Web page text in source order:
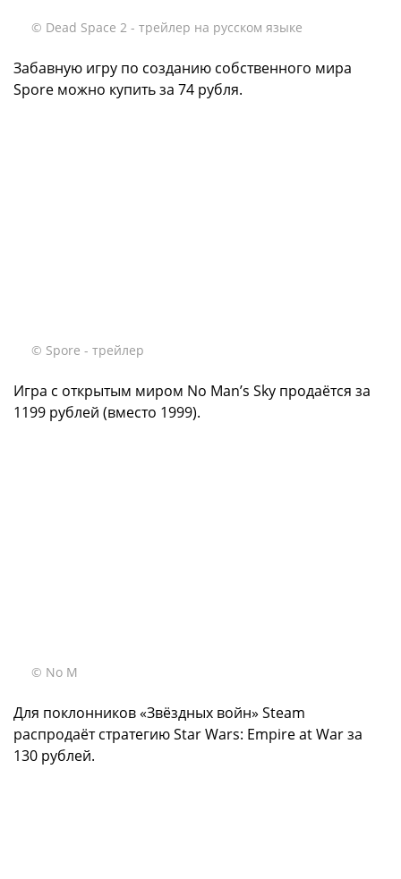
© Dead Space 2 - трейлер на русском языке
Забавную игру по созданию собственного мира
Spore можно купить за 74 рубля.
© Spore - трейлер
Игра с открытым миром No Man’s Sky продаётся за
1199 рублей (вместо 1999).
© No M
Для поклонников «Звёздных войн» Steam
распродаёт стратегию Star Wars: Empire at War за
130 рублей.